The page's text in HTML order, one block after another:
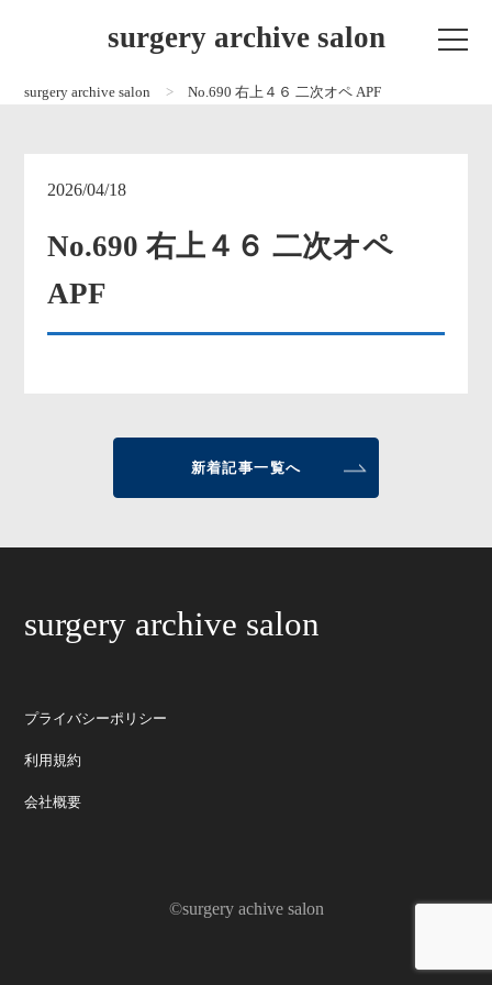
surgery archive salon
surgery archive salon No.690 右上４６ 二次オペ APF
2026/04/18
No.690 右上４６ 二次オペ
APF
新着記事一覧へ
surgery archive salon
プライバシーポリシー
利用規約
会社概要
©surgery achive salon